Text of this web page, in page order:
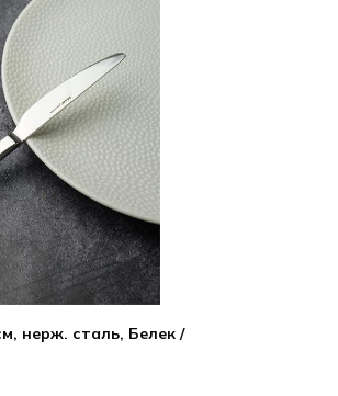
нерж. сталь, Белек /